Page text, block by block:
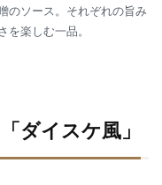
のソース。それぞれの旨み
を楽しむ一品。
ダイスケ風」